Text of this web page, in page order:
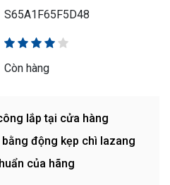
S65A1F65F5D48
Còn hàng
lắp tại cửa hàng
động kẹp chì lazang
của hãng